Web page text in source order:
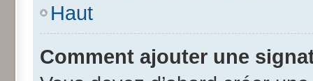
Haut
Comment ajouter une